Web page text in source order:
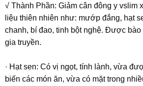
√ Thành Phần: Giảm cân đông y vslim
liệu thiên nhiên như: mướp đắng, hạt
chanh, bí đao, tinh bột nghệ. Được
gia truyền.
· Hạt sen: Có vị ngọt, tính lành, vừa
biến các món ăn, vừa có mặt trong